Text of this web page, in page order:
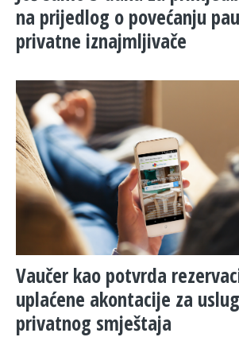
na prijedlog o povećanju
privatne iznajmljivače
Vaučer kao potvrda
uplaćene akontacije za
privatnog smještaja